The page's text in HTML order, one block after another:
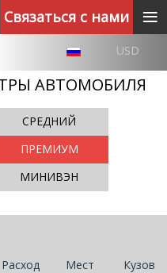
USD
АВТОМОБИЛЯ
СРЕДНИЙ
ПРЕМИУМ
МИНИВЭН
Расход Мест Кузов
Связаться с нами ≡